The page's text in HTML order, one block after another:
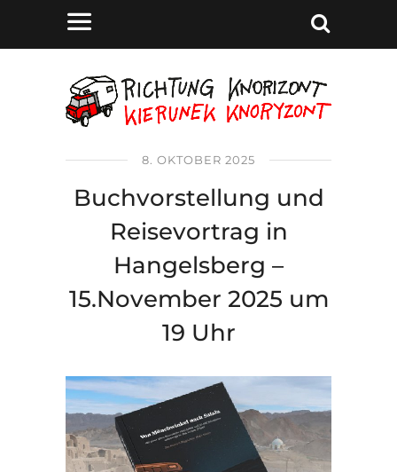
8. OKTOBER 2025
Buchvorstellung und
Reisevortrag in
Hangelsberg –
15.November 2025 um
19 Uhr